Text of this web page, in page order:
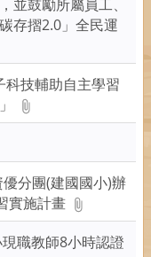
並鼓勵所屬員工、
存摺2.0」全民運
科技輔助自主學習
分團(建國國小)辦
實施計畫
職教師8小時認證